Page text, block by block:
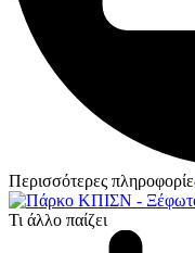
Περισσότερες
Τι άλλο παίζει